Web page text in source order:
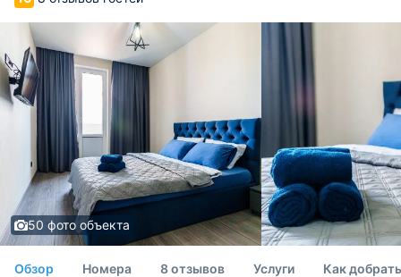
50 фото объекта
Обзор Номера 8 отзывов Услуги Как